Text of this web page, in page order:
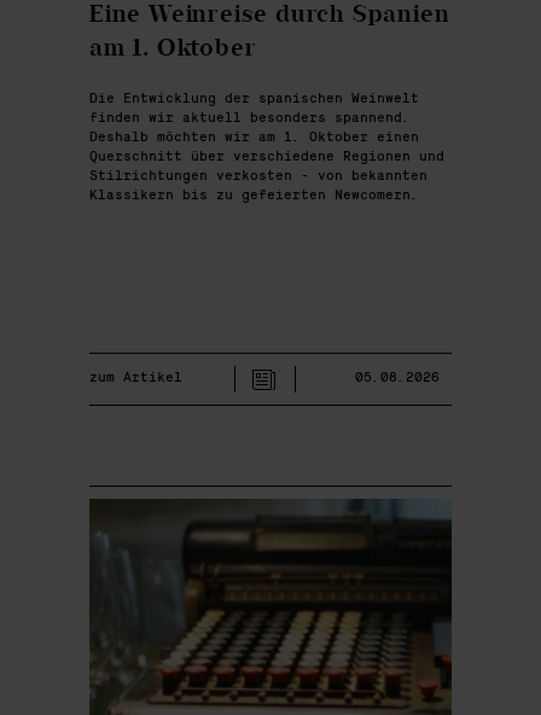
Eine Weinreise durch Spanien
am 1. Oktober
Die Entwicklung der spanischen Weinwelt
finden wir aktuell besonders spannend.
Deshalb möchten wir am 1. Oktober einen
Querschnitt über verschiedene Regionen und
Stilrichtungen verkosten - von bekannten
Klassikern bis zu gefeierten Newcomern.
zum Artikel 05.08.2026